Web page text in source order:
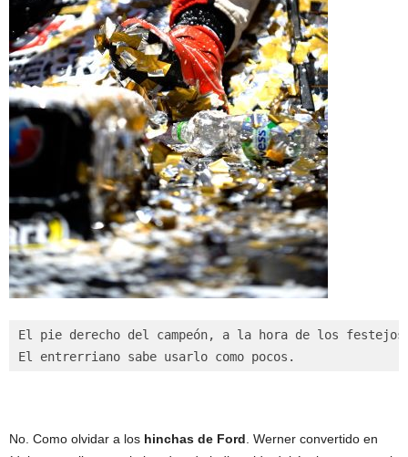
El pie derecho del campeón, a la hora de los
El entrerriano sabe usarlo como pocos.
No. Como olvidar a los hinchas de Ford . Werner convertido en